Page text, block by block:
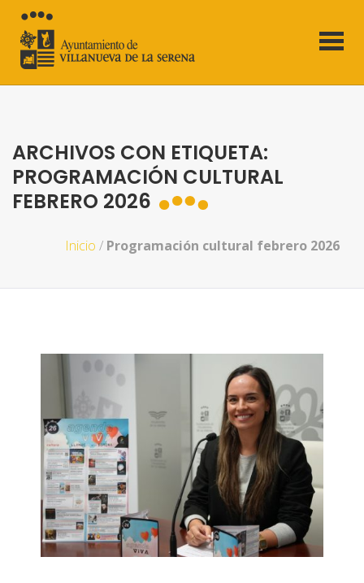
ARCHIVOS CON ETIQUETA:
PROGRAMACIÓN CULTURAL
FEBRERO 2026
Inicio / Programación cultural febrero 2026